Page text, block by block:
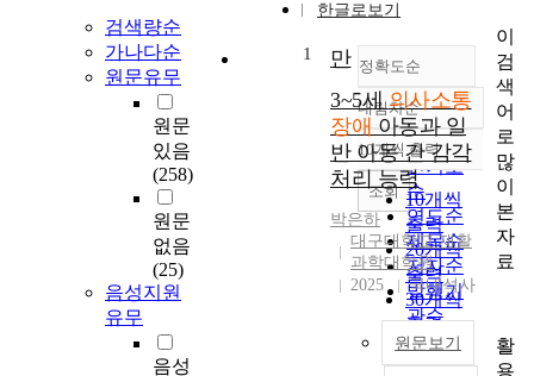
검색량순
가나다순
원문유무
원문
있음
(258)
원문
없음
(25)
음성지원
유무
음성
한글로보기
정확도순
정확도
순
인기도
순
연도순
제목순
저자순
발행기
관순
내림차순
내림차순
10개씩 출력
10개씩
출력
20개씩
출력
30개씩
출력
50개씩
조회
1
만
3~5세의사소통
장애 아동과 일
반 아동 간 감각
처리 능력
박은하
대구대학교 재활
과학대학원
2025
국내석사
원문보기
이
검
색
어
로
많
이
본
자
료
활
용